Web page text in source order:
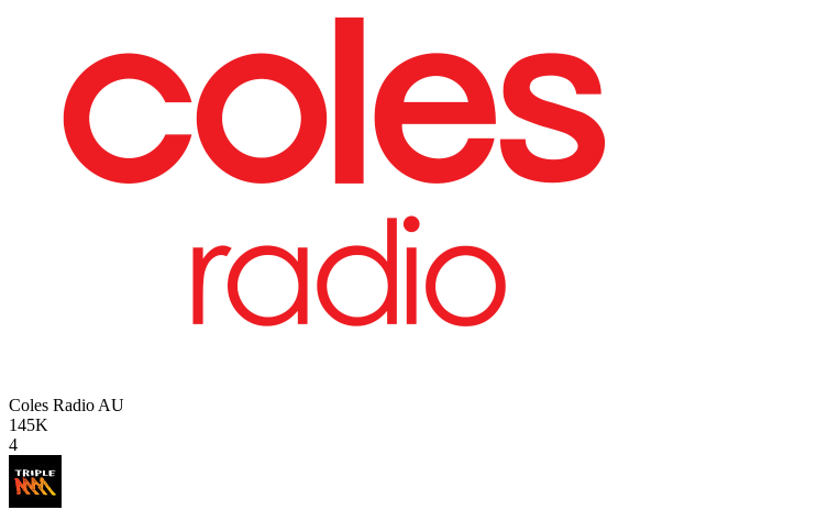
Coles Radio AU
145K
4